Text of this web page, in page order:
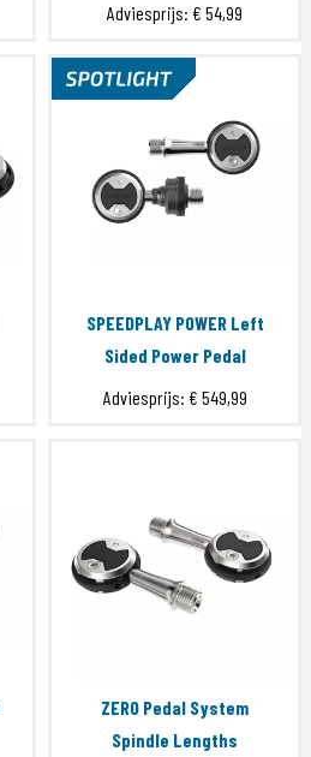
Adviesprijs: € 54,99
SPEEDPLAY POWER Left
Sided Power Pedal
Adviesprijs: € 549,99
ZERO Pedal System
Spindle Lengths